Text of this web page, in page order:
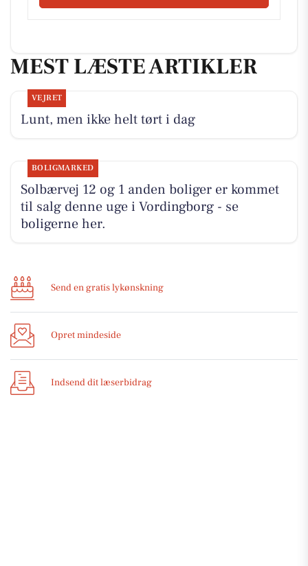
MEST LÆSTE ARTIKLER
VEJRET
Lunt, men ikke helt tørt i dag
BOLIGMARKED
Solbærvej 12 og 1 anden boliger er kommet
til salg denne uge i Vordingborg - se
boligerne her.
Send en gratis lykønskning
Opret mindeside
Indsend dit læserbidrag